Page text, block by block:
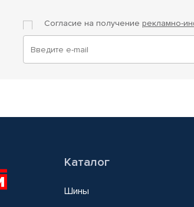
Согласие на получение рекламно-
Каталог
Шины